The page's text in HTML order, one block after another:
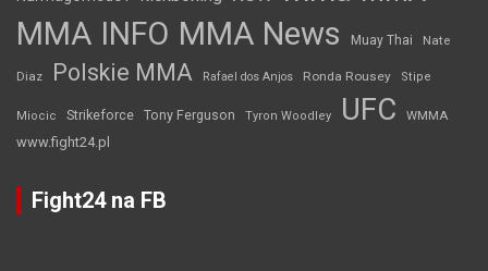
MMA INFO MMA News Muay Thai Nate
Diaz Polskie MMA Rafael dos Anjos Ronda Rousey Stipe
Miocic Strikeforce Tony Ferguson Tyron Woodley UFC WMMA
www.fight24.pl
Fight24 na FB